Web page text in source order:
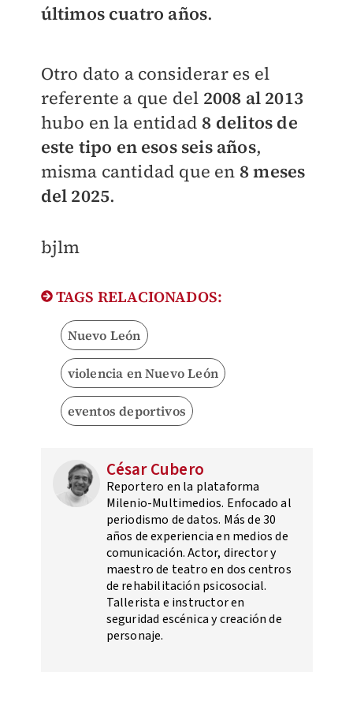
últimos cuatro años.
Otro dato a considerar es el
referente a que del 2008 al 2013
hubo en la entidad 8 delitos de
este tipo en esos seis años,
misma cantidad que en 8 meses
del 2025.
bjlm
TAGS RELACIONADOS:
Nuevo León
violencia en Nuevo León
eventos deportivos
César Cubero
Reportero en la plataforma
Milenio-Multimedios. Enfocado al
periodismo de datos. Más de 30
años de experiencia en medios de
comunicación. Actor, director y
maestro de teatro en dos centros
de rehabilitación psicosocial.
Tallerista e instructor en
seguridad escénica y creación de
personaje.